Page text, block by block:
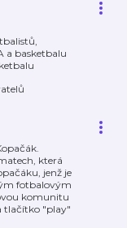
a basketbalu
která
jenž je
fotbalovým
komunitu
tlačítko "play"